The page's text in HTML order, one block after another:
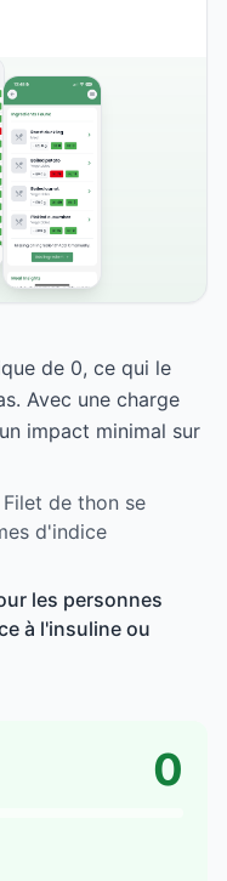
de 0, ce qui le
Avec une charge
impact minimal sur
de thon se
d'indice
les personnes
à l'insuline ou
0